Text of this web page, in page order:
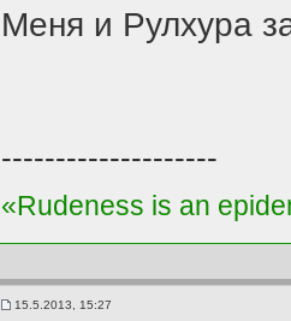
Меня и Рулхура
--------------------
«Rudeness is an
15.5.2013, 15:27